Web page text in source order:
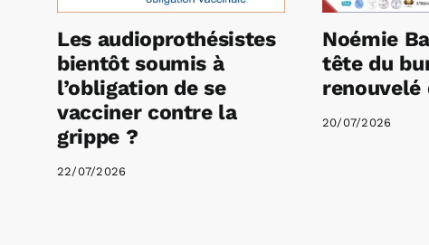
Les audioprothésistes
bientôt soumis à
l’obligation de se
vacciner contre la
grippe ?
22/07/2026
Noémie
tête du
renouvelé
20/07/2026